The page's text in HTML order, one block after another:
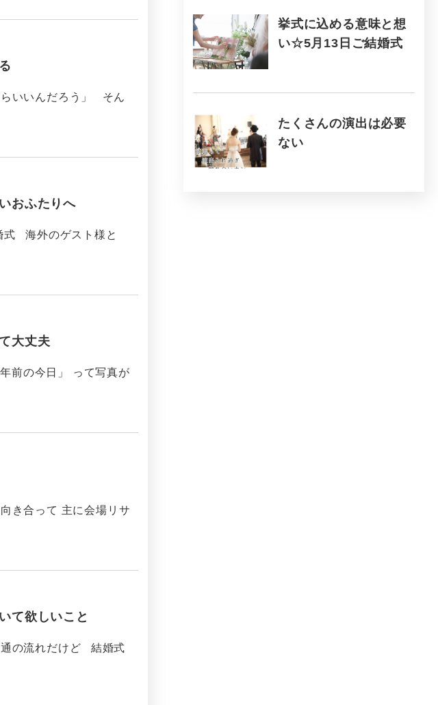
いいんだろう」 そん
おふたりへ
海外のゲスト様と
大丈夫
前の今日」 って写真が
き合って 主に会場リサ
て欲しいこと
の流れだけど 結婚式
挙式に込める意味と想
い☆5月13日ご結婚式
たくさんの演出は必要
ない